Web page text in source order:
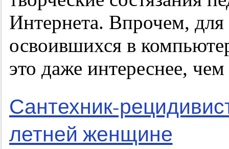
Интернета. Впрочем,
освоившихся в
это даже интереснее,
Сантехник-
летней женщине